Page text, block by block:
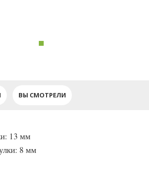
ВЫ СМОТРЕЛИ
13 мм
8 мм